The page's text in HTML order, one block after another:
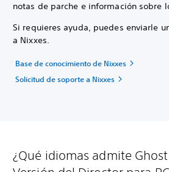
notas de parche e información sobre
Si requieres ayuda, puedes enviarle
a Nixxes.
Base de conocimiento de Nixxes
Solicitud de soporte a Nixxes
¿Qué idiomas admite